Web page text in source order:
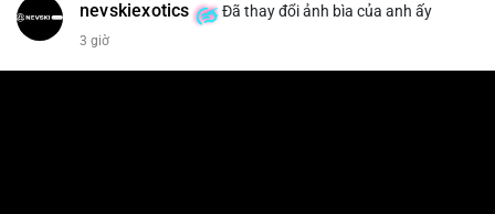
nevskiexotics Đã thay đổi ảnh bìa của anh ấy
3 giờ